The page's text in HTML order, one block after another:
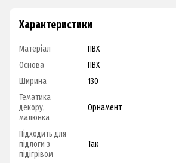
Характеристики
Матеріал
ПВХ
Основа
ПВХ
Ширина
130
Тематика
декору,
малюнка
Орнамент
Підходить для
підлоги з
підігрівом
Так